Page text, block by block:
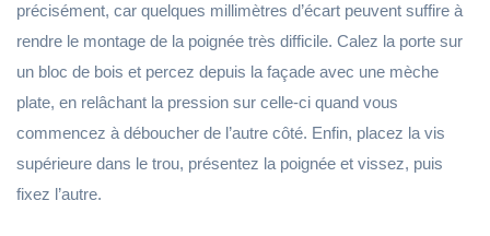
précisément, car quelques millimètres d’écart peuvent suffire à
rendre le montage de la poignée très difficile. Calez la porte sur
un bloc de bois et percez depuis la façade avec une mèche
plate, en relâchant la pression sur celle-ci quand vous
commencez à déboucher de l’autre côté. Enfin, placez la vis
supérieure dans le trou, présentez la poignée et vissez, puis
fixez l’autre.